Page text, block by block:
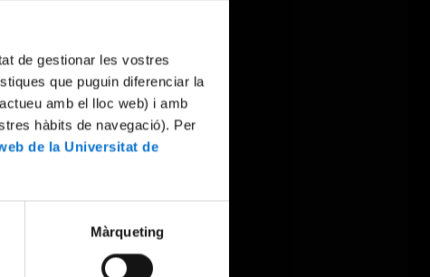
de gestionar les vostres
que puguin diferenciar la
amb el lloc web) i amb
hàbits de navegació). Per
de la Universitat de
Màrqueting